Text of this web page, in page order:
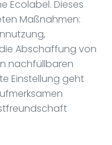
Ecolabel. Dieses
Maßnahmen:
Abschaffung von
nachfüllbaren
Einstellung geht